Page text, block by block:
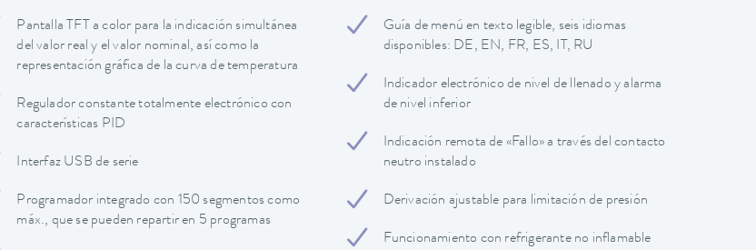
Pantalla TFT a color para la indicación simultánea
del valor real y el valor nominal, así como la
representación gráfica de la curva de temperatura
Regulador constante totalmente electrónico con
características PID
Interfaz USB de serie
Programador integrado con 150 segmentos como
máx., que se pueden repartir en 5 programas
Guía de menú en texto legible, seis idiomas
disponibles: DE, EN, FR, ES, IT, RU
Indicador electrónico de nivel de llenado y alarma
de nivel inferior
Indicación remota de «Fallo» a través del contacto
neutro instalado
Derivación ajustable para limitación de presión
Funcionamiento con refrigerante no inflamable